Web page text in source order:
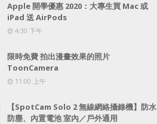
Apple 開學優惠 2020：大專生買 Mac 或
iPad 送 AirPods
4:30 下午
限時免費 拍出漫畫效果的照片
ToonCamera
11:00 上午
【SpotCam Solo 2 無線網絡攝錄機】防水
防塵、內置電池 室內／戶外通用